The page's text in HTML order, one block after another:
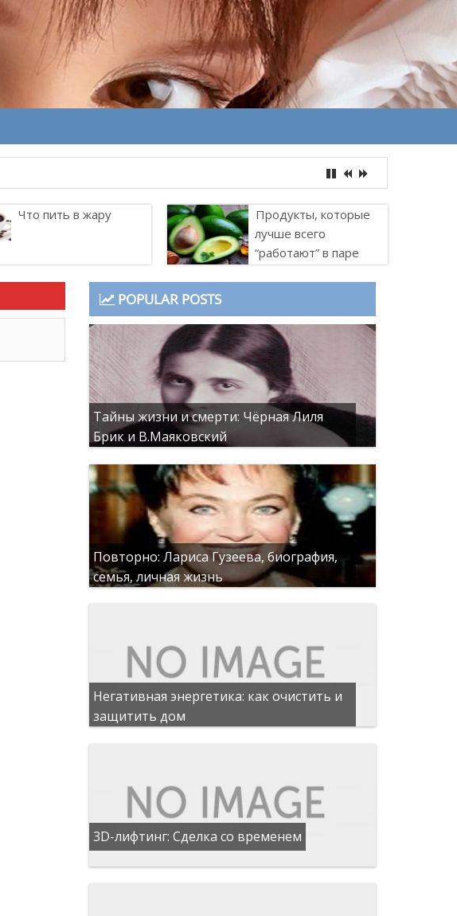
Что пить в жару
Продукты, которые
лучше всего
“работают” в паре
POPULAR POSTS
Тайны жизни и смерти: Чёрная Лиля
Брик и В.Маяковский
Повторно: Лариса Гузеева, биография,
семья, личная жизнь
Негативная энергетика: как очистить и
защитить дом
3D-лифтинг: Сделка со временем